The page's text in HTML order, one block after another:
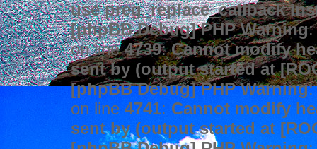
use preg_replace_callback
[phpBB Debug] PHP Warning
on line4739:Cannot modify
sent by (output started at
[phpBB Debug] PHP Warning:
on line 4741: Cannot modify
sent by (output started at